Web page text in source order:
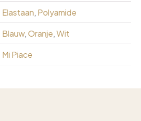
Elastaan, Polyamide
Blauw,Oranje,Wit
Mi Piace